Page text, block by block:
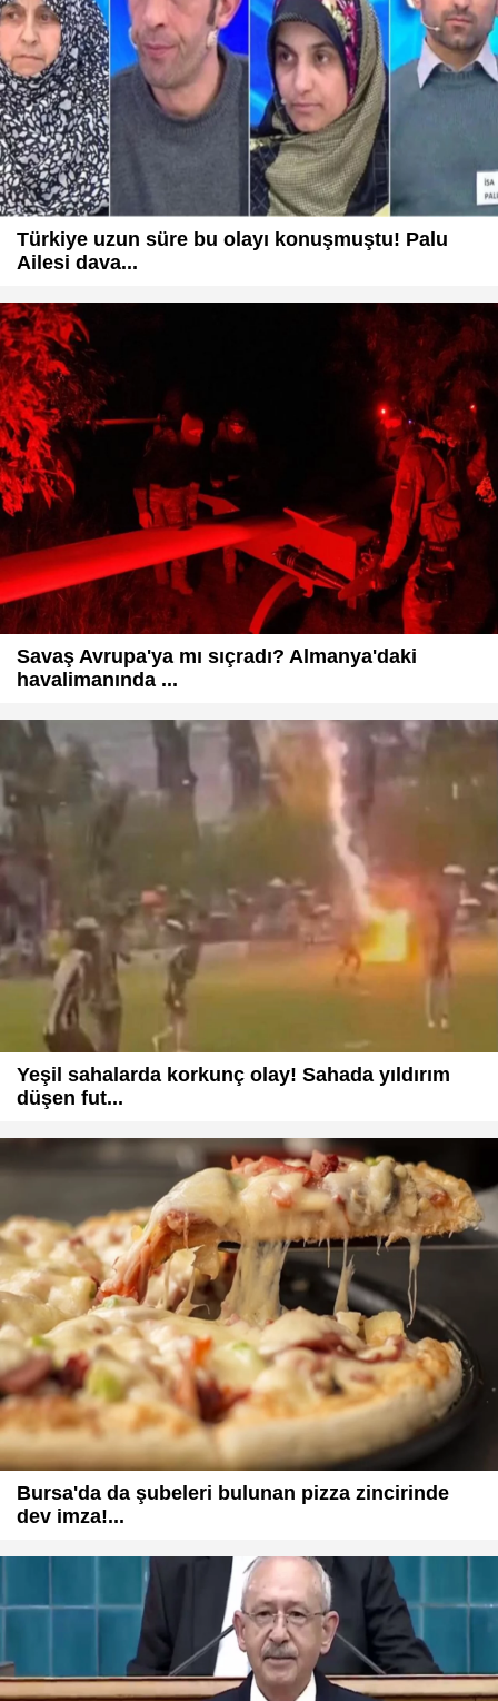
Türkiye uzun süre bu olayı konuşmuştu! Palu
Ailesi dava...
Savaş Avrupa'ya mı sıçradı? Almanya'daki
havalimanında ...
Yeşil sahalarda korkunç olay! Sahada yıldırım
düşen fut...
Bursa'da da şubeleri bulunan pizza zincirinde
dev imza!...